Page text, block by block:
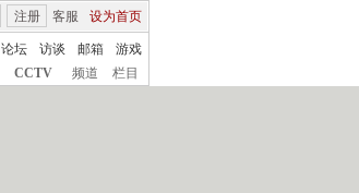
客服 设为首页
注册
论坛 访谈 邮箱
游戏
CCTV 频道 栏目